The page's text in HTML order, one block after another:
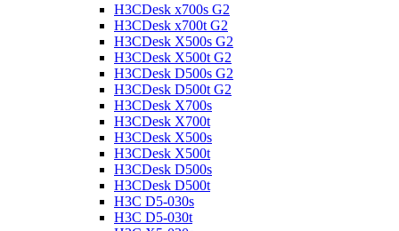
H3CDesk x700s G2
H3CDesk x700t G2
H3CDesk X500s G2
H3CDesk X500t G2
H3CDesk D500s G2
H3CDesk D500t G2
H3CDesk X700s
H3CDesk X700t
H3CDesk X500s
H3CDesk X500t
H3CDesk D500s
H3CDesk D500t
H3C D5-030s
H3C D5-030t